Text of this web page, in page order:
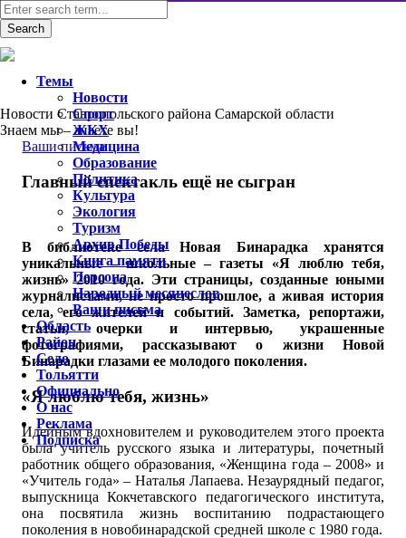
Новости Ставропольского района Самарской области
Знаем мы – знаете вы!
Ваши письма
Главный спектакль ещё не сыгран
В библиотеке села Новая Бинарадка хранятся
уникальные – школьные – газеты «Я люблю тебя,
жизнь» 2010 года. Эти страницы, созданные юными
журналистами, не просто прошлое, а живая история
села, его жителей и событий. Заметка, репортажи,
статьи, очерки и интервью, украшенные
фотографиями, рассказывают о жизни Новой
Бинарадки глазами ее молодого поколения.
«Я люблю тебя, жизнь»
Идейным вдохновителем и руководителем этого проекта
была учитель русского языка и литературы, почетный
работник общего образования, «Женщина года – 2008» и
«Учитель года» – Наталья Лапаева. Незаурядный педагог,
выпускница Кокчетавского педагогического института,
она посвятила жизнь воспитанию подрастающего
поколения в новобинарадской средней школе с 1980 года.
Темы
Новости
Спорт
ЖКХ
Медицина
Образование
Политика
Культура
Экология
Туризм
Архив Победы
Книга памяти
Персона
Народный месяцеслов
Ваши письма
Область
Район
Село
Тольятти
Официально
О нас
Реклама
Подписка